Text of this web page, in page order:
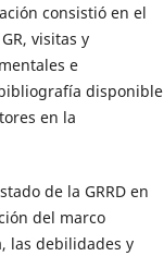
consistió en el
visitas y
e
disponible
en la
de la GRRD en
del marco
las debilidades y